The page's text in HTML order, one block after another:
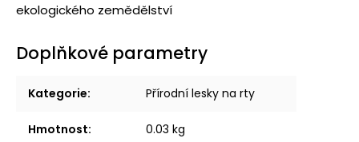
ekologického zemědělství
Doplňkové parametry
Kategorie: Přírodní lesky na rty
Hmotnost: 0.03 kg